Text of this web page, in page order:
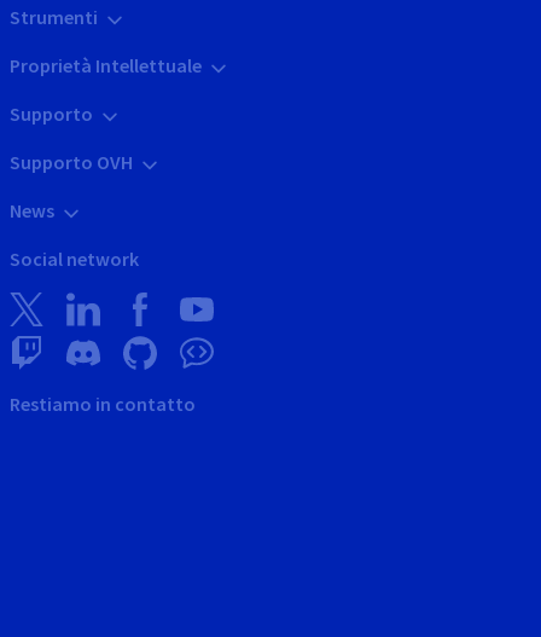
Strumenti
Proprietà Intellettuale
Supporto
Supporto OVH
News
Social network
Restiamo in contatto